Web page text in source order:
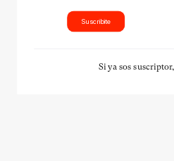
Suscribite
Si ya sos suscriptor,